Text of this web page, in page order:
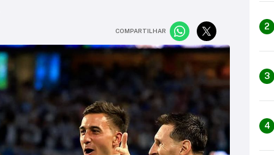
COMPARTILHAR 2
3
4